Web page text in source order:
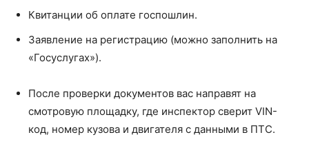
Квитанции об оплате госпошлин.
Заявление на регистрацию (можно заполнить на
«Госуслугах»).
После проверки документов вас направят на
смотровую площадку, где инспектор сверит VIN-
код, номер кузова и двигателя с данными в ПТС.